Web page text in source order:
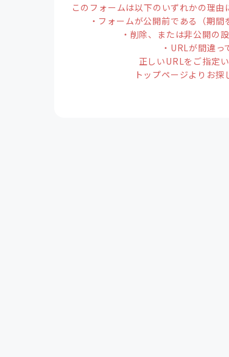
このフォームは以下のいずれかの理由
・フォームが公開前である（期間
・削除、または非公開の
・URLが間違っ
正しいURLをご指定い
トップページよりお探